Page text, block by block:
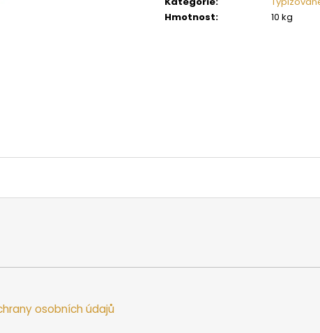
Hmotnost: 10 kg
KAMNA NA DŘEVO HARVIA SAUNOVÁ KAMNA
osobních údajů